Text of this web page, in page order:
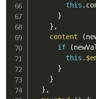
this .
}
} ,
content
(
if
(
this .
}
}
} ,